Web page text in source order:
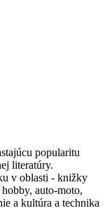
popularitu
literatúry.
v oblasti - knižky
auto-moto,
a kultúra a technika